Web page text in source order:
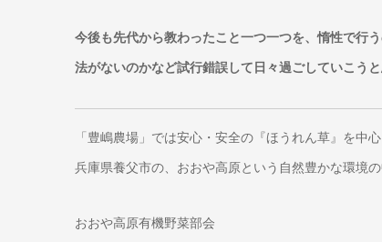
今後も先代から教わったこと一つ一つを、惰性で行
法がないのかなど試行錯誤して日々過ごしていこう
「豊嶋農場」では安心・安全の『ほうれん草』を中
兵庫県養父市の、おおや高原という自然豊かな環境
おおや高原有機野菜部会